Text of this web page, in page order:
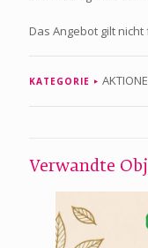
Das Angebot gilt
KATEGORIE
Verwandte